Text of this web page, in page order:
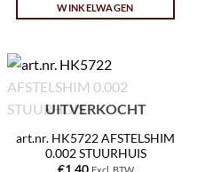
WINKELWAGEN
UITVERKOCHT
art.nr. HK5722 AFSTELSHIM
0.002 STUURHUIS